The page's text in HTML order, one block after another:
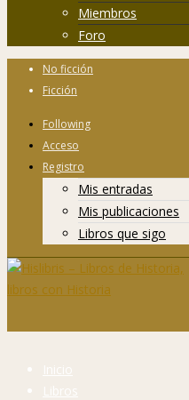
Miembros
Foro
No ficción
Ficción
Following
Acceso
Registro
Mis entradas
Mis publicaciones
Libros que sigo
Inicio
Libros